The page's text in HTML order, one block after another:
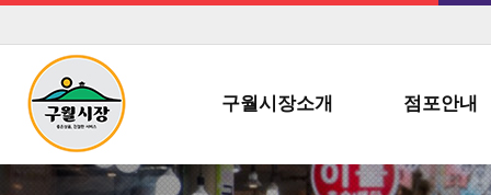
구월시장소개 점포안내